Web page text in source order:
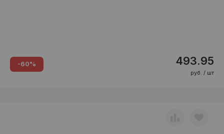
-60% 493.95
руб. / шт